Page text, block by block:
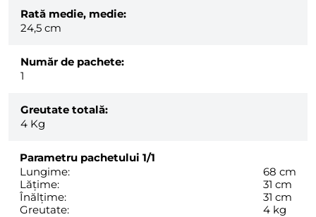
Rată medie, medie:
24,5 cm
Număr de pachete:
1
Greutate totală:
4 Kg
Parametru pachetului 1/1
Lungime:
68 cm
Lățime:
31 cm
Înălțime:
31 cm
Greutate:
4 kg